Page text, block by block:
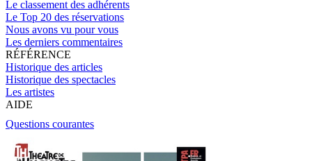
Le classement des adhérents
Le Top 20 des réservations
Nous avons vu pour vous
Les derniers commentaires
RÉFÉRENCE
Historique des articles
Historique des spectacles
Les artistes
AIDE
Questions courantes